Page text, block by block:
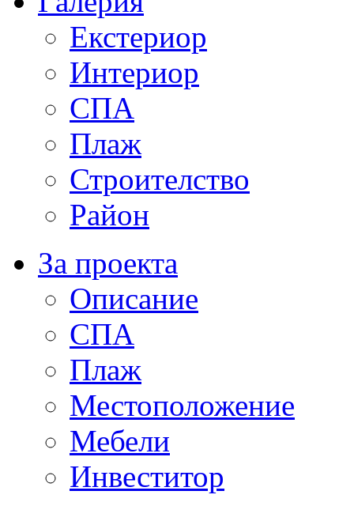
Екстериор
Интериор
СПА
Плаж
Строителство
Район
За проекта
Описание
СПА
Плаж
Местоположение
Мебели
Инвеститор